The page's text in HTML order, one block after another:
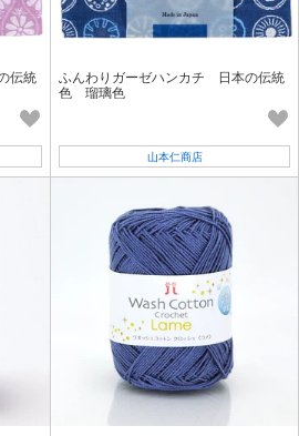
伝統
ふんわりガーゼハンカチ 日本の伝統
色 瑠璃色
山本仁商店